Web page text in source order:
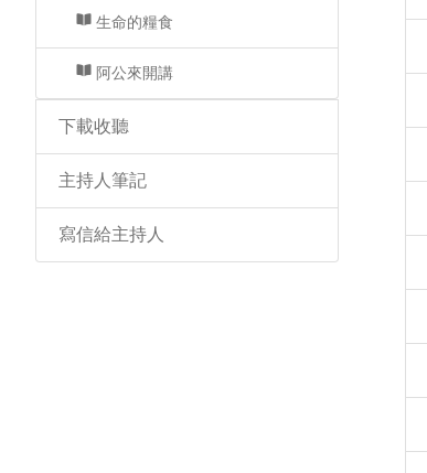
生命的糧食
阿公來開講
下載收聽
主持人筆記
寫信給主持人